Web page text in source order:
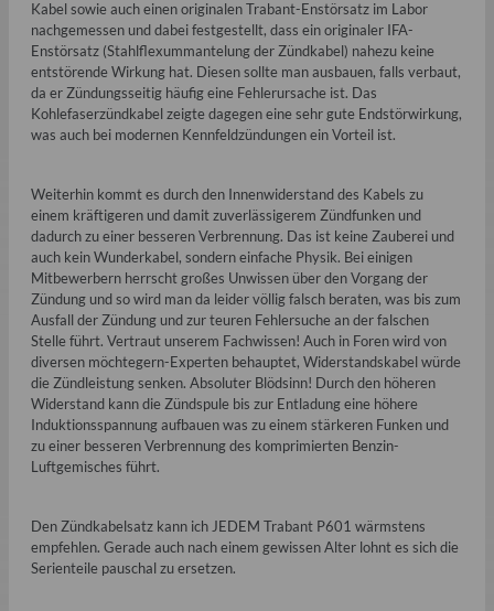
Kabel sowie auch einen originalen Trabant-Enstörsatz im Labor
nachgemessen und dabei festgestellt, dass ein originaler IFA-
Enstörsatz (Stahlflexummantelung der Zündkabel) nahezu keine
entstörende Wirkung hat. Diesen sollte man ausbauen, falls verbaut,
da er Zündungsseitig häufig eine Fehlerursache ist. Das
Kohlefaserzündkabel zeigte dagegen eine sehr gute Endstörwirkung,
was auch bei modernen Kennfeldzündungen ein Vorteil ist.
Weiterhin kommt es durch den Innenwiderstand des Kabels zu
einem kräftigeren und damit zuverlässigerem Zündfunken und
dadurch zu einer besseren Verbrennung. Das ist keine Zauberei und
auch kein Wunderkabel, sondern einfache Physik. Bei einigen
Mitbewerbern herrscht großes Unwissen über den Vorgang der
Zündung und so wird man da leider völlig falsch beraten, was bis zum
Ausfall der Zündung und zur teuren Fehlersuche an der falschen
Stelle führt. Vertraut unserem Fachwissen! Auch in Foren wird von
diversen möchtegern-Experten behauptet, Widerstandskabel würde
die Zündleistung senken. Absoluter Blödsinn! Durch den höheren
Widerstand kann die Zündspule bis zur Entladung eine höhere
Induktionsspannung aufbauen was zu einem stärkeren Funken und
zu einer besseren Verbrennung des komprimierten Benzin-
Luftgemisches führt.
Den Zündkabelsatz kann ich JEDEM Trabant P601 wärmstens
empfehlen. Gerade auch nach einem gewissen Alter lohnt es sich die
Serienteile pauschal zu ersetzen.